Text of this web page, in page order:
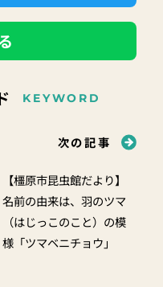
KEYWORD
次の記事
【橿原市昆虫館だより】
名前の由来は、羽のツマ
（はじっこのこと）の模
様「ツマベニチョウ」